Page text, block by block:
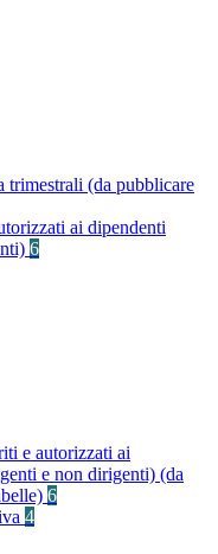
trimestrali (da pubblicare
ai dipendenti
6
e autorizzati ai
e non dirigenti) (da
6
4